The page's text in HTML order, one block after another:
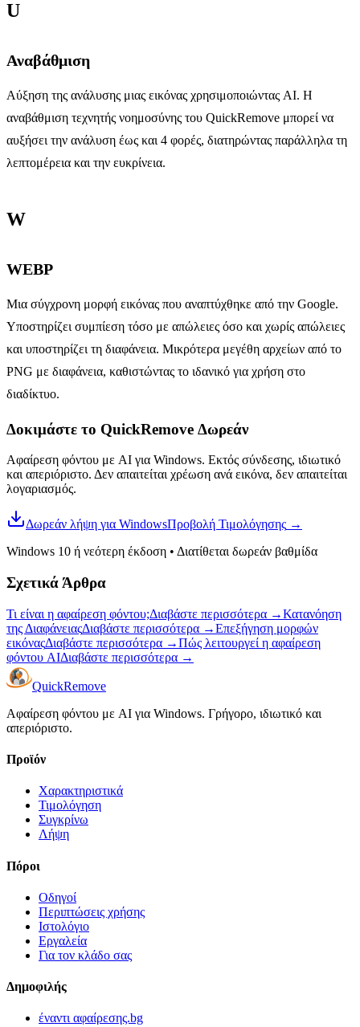
U
Αναβάθμιση
Αύξηση της ανάλυσης μιας εικόνας χρησιμοποιώντας AI. Η
αναβάθμιση τεχνητής νοημοσύνης του QuickRemove μπορεί να
αυξήσει την ανάλυση έως και 4 φορές, διατηρώντας παράλληλα τη
λεπτομέρεια και την ευκρίνεια.
W
WEBP
Μια σύγχρονη μορφή εικόνας που αναπτύχθηκε από την Google.
Υποστηρίζει συμπίεση τόσο με απώλειες όσο και χωρίς απώλειες
και υποστηρίζει τη διαφάνεια. Μικρότερα μεγέθη αρχείων από το
PNG με διαφάνεια, καθιστώντας το ιδανικό για χρήση στο
διαδίκτυο.
Δοκιμάστε το QuickRemove Δωρεάν
Αφαίρεση φόντου με AI για Windows. Εκτός σύνδεσης, ιδιωτικό
και απεριόριστο. Δεν απαιτείται χρέωση ανά εικόνα, δεν απαιτείται
λογαριασμός.
Δωρεάν λήψη για WindowsΠροβολή Τιμολόγησης →
Windows 10 ή νεότερη έκδοση • Διατίθεται δωρεάν βαθμίδα
Σχετικά Άρθρα
Τι είναι η αφαίρεση φόντου;Διαβάστε περισσότερα →Κατανόηση
της ΔιαφάνειαςΔιαβάστε περισσότερα →Επεξήγηση μορφών
εικόναςΔιαβάστε περισσότερα →Πώς λειτουργεί η αφαίρεση
φόντου AIΔιαβάστε περισσότερα →
QuickRemove
Αφαίρεση φόντου με AI για Windows. Γρήγορο, ιδιωτικό και
απεριόριστο.
Προϊόν
Χαρακτηριστικά
Τιμολόγηση
Συγκρίνω
Λήψη
Πόροι
Οδηγοί
Περιπτώσεις χρήσης
Ιστολόγιο
Εργαλεία
Για τον κλάδο σας
Δημοφιλής
έναντι αφαίρεσης.bg